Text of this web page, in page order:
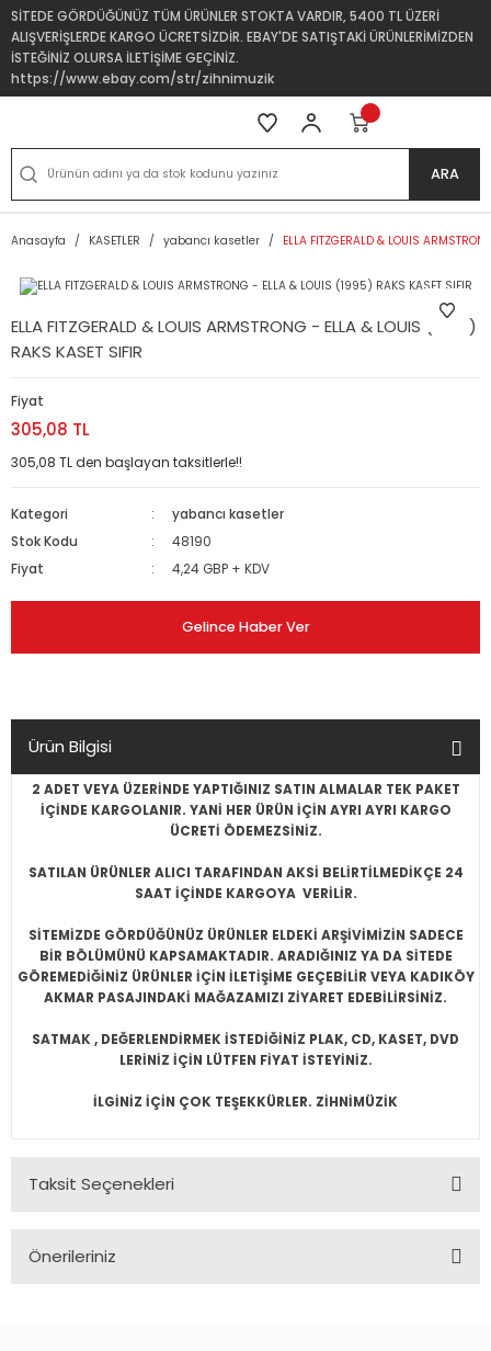
SİTEDE GÖRDÜĞÜNÜZ TÜM ÜRÜNLER STOKTA VARDIR, 5400 TL ÜZERİ
ALIŞVERİŞLERDE KARGO ÜCRETSİZDİR. EBAY'DE SATIŞTAKİ ÜRÜNLERİMİZDEN
İSTEĞİNİZ OLURSA İLETİŞİME GEÇİNİZ.
https://www.ebay.com/str/zihnimuzik
ARA
Anasayfa KASETLER yabancı kasetler ELLA FITZGERALD & LOUIS
ELLA FITZGERALD & LOUIS ARMSTRONG - ELLA & LOUIS (1995)
RAKS KASET SIFIR
Fiyat
305,08 TL
305,08 TL den başlayan taksitlerle!!
Kategori
yabancı kasetler
Stok Kodu
48190
Fiyat
4,24 GBP + KDV
Gelince Haber Ver
Ürün Bilgisi
2 ADET VEYA ÜZERİNDE YAPTIĞINIZ SATIN ALMALAR TEK PAKET
İÇİNDE KARGOLANIR. YANİ HER ÜRÜN İÇİN AYRI AYRI KARGO
ÜCRETİ ÖDEMEZSİNİZ.
SATILAN ÜRÜNLER ALICI TARAFINDAN AKSİ BELİRTİLMEDİKÇE 24
SAAT İÇİNDE KARGOYA VERİLİR.
SİTEMİZDE GÖRDÜĞÜNÜZ ÜRÜNLER ELDEKİ ARŞİVİMİZİN SADECE
BİR BÖLÜMÜNÜ KAPSAMAKTADIR. ARADIĞINIZ YA DA SİTEDE
GÖREMEDİĞİNİZ ÜRÜNLER İÇİN İLETİŞİME GEÇEBİLİR VEYA KADIKÖY
AKMAR PASAJINDAKİ MAĞAZAMIZI ZİYARET EDEBİLİRSİNİZ.
SATMAK , DEĞERLENDİRMEK İSTEDİĞİNİZ PLAK, CD, KASET, DVD
LERİNİZ İÇİN LÜTFEN FİYAT İSTEYİNİZ.
İLGİNİZ İÇİN ÇOK TEŞEKKÜRLER. ZİHNİMÜZİK
Taksit Seçenekleri
Önerileriniz